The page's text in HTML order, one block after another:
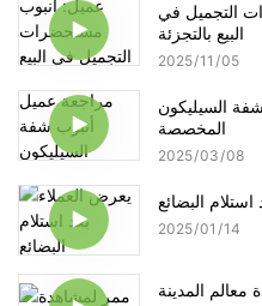
التجميل في
البيع بالتجزئة
2025 11 05
السيليكون
المخصصة
2025 03 08
البضائع
2025 01 14
المدينة